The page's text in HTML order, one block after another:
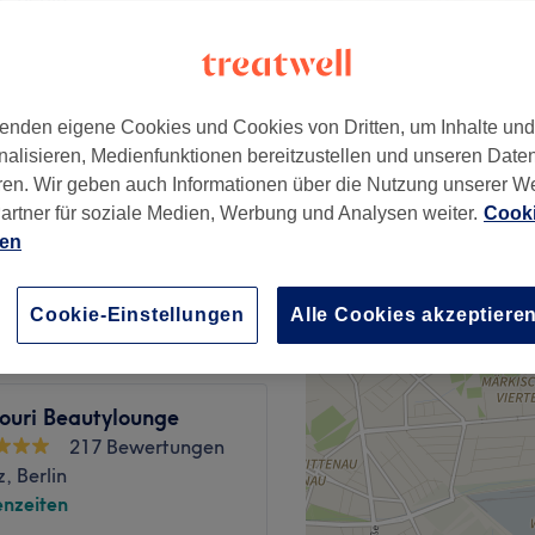
Kollagen
ab 71,20 €
Beautylounge
217 Bewertungen
Berlin
eigene Cookies und Cookies von Dritten, um Inhalte
Medienfunktionen bereitzustellen und unseren
Wir geben auch Informationen über die Nutzung unserer
für soziale Medien, Werbung und Analysen weiter.
Cookie-Einstellungen Alle Cookies akzeptieren